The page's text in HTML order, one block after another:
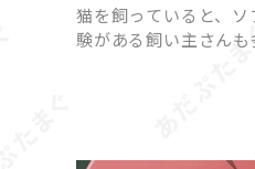
猫を飼っていると、
験がある飼い主さん